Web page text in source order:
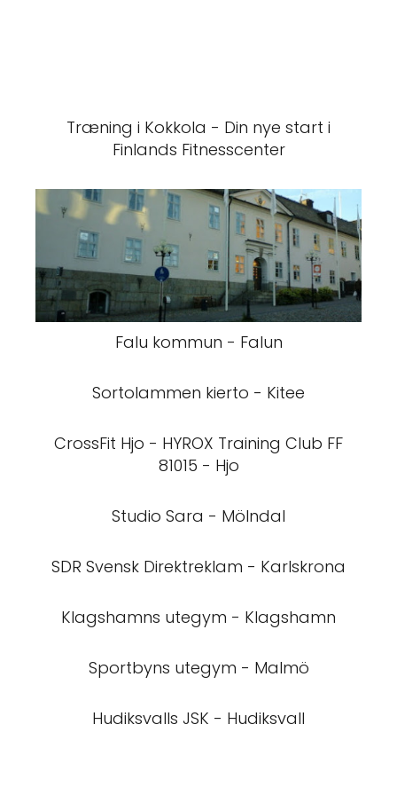
Træning i Kokkola - Din nye start i
Finlands Fitnesscenter
Falu kommun - Falun
Sortolammen kierto - Kitee
CrossFit Hjo - HYROX Training Club FF
81015 - Hjo
Studio Sara - Mölndal
SDR Svensk Direktreklam - Karlskrona
Klagshamns utegym - Klagshamn
Sportbyns utegym - Malmö
Hudiksvalls JSK - Hudiksvall